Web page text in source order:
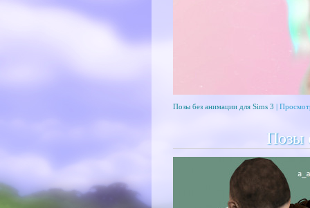
Позы без анимации для Sims 3 |
Позы